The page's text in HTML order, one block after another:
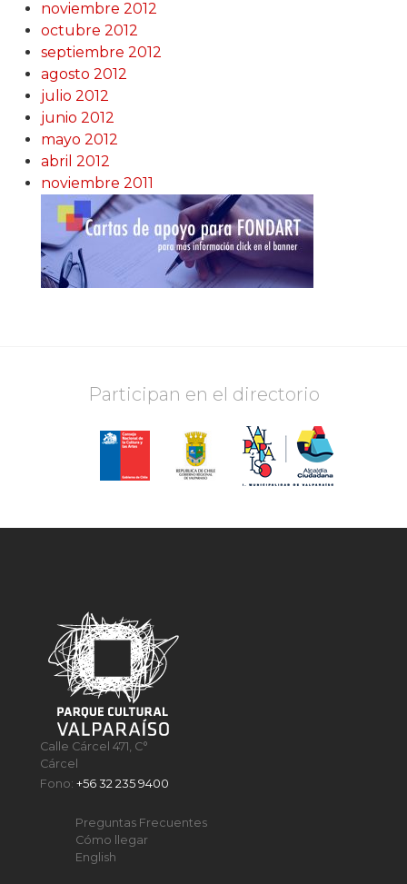
noviembre 2012
octubre 2012
septiembre 2012
agosto 2012
julio 2012
junio 2012
mayo 2012
abril 2012
noviembre 2011
Participan en el directorio
Calle Cárcel 471, C°
Cárcel
Fono:+56 32 235 9400
Preguntas Frecuentes
Cómo llegar
English